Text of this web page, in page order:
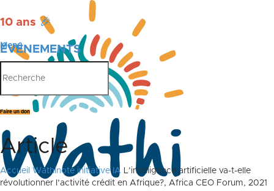
10 ans 🎉
ÉVÉNEMENTS
PUBLICATIONS
Menu
Faire un don
Article
Accueil Wathinote initiative IA L’intelligence artificielle va-t-elle
révolutionner l’activité crédit en Afrique?, Africa CEO Forum, 2021